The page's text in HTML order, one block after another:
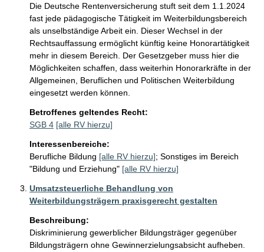
Die Deutsche Rentenversicherung stuft seit dem 1.1.2024
fast jede pädagogische Tätigkeit im Weiterbildungsbereich
als unselbständige Arbeit ein. Dieser Wechsel in der
Rechtsauffassung ermöglicht künftig keine Honorartätigkeit
mehr in diesem Bereich. Der Gesetzgeber muss hier die
Möglichkeiten schaffen, dass weiterhin Honorarkräfte in der
Allgemeinen, Beruflichen und Politischen Weiterbildung
eingesetzt werden können.
Betroffenes geltendes Recht:
SGB 4 [alle RV hierzu]
Interessenbereiche:
Berufliche Bildung [alle RV hierzu]; Sonstiges im Bereich
"Bildung und Erziehung" [alle RV hierzu]
Umsatzsteuerliche Behandlung von
Weiterbildungsträgern praxisgerecht gestalten
Beschreibung:
Diskriminierung gewerblicher Bildungsträger gegenüber
Bildungsträgern ohne Gewinnerzielungsabsicht aufheben.